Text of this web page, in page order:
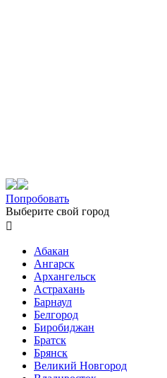
Попробовать
Выберите свой город

Абакан
Ангарск
Архангельск
Астрахань
Барнаул
Белгород
Биробиджан
Братск
Брянск
Великий Новгород